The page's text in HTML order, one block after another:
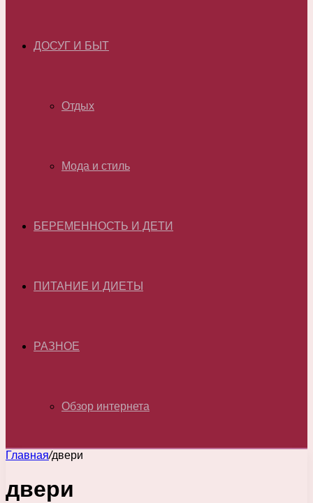
ДОСУГ И БЫТ
Отдых
Мода и стиль
БЕРЕМЕННОСТЬ И ДЕТИ
ПИТАНИЕ И ДИЕТЫ
РАЗНОЕ
Обзор интернета
Главная/двери
двери